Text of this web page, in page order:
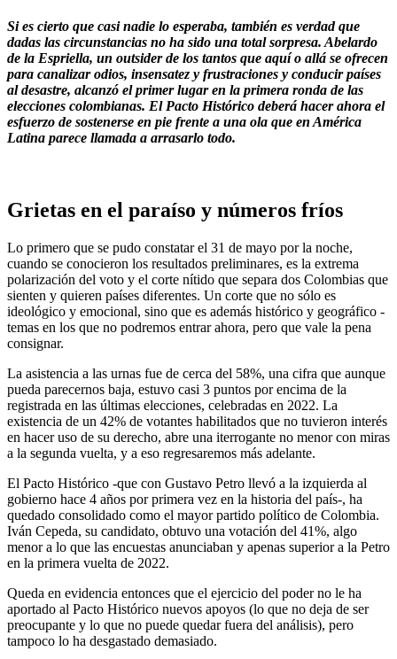
Si es cierto que casi nadie lo esperaba, también es verdad que
dadas las circunstancias no ha sido una total sorpresa. Abelardo
de la Espriella, un outsider de los tantos que aquí o allá se ofrecen
para canalizar odios, insensatez y frustraciones y conducir países
al desastre, alcanzó el primer lugar en la primera ronda de las
elecciones colombianas. El Pacto Histórico deberá hacer ahora el
esfuerzo de sostenerse en pie frente a una ola que en América
Latina parece llamada a arrasarlo todo.
Grietas en el paraíso y números fríos
Lo primero que se pudo constatar el 31 de mayo por la noche,
cuando se conocieron los resultados preliminares, es la extrema
polarización del voto y el corte nítido que separa dos Colombias que
sienten y quieren países diferentes. Un corte que no sólo es
ideológico y emocional, sino que es además histórico y geográfico -
temas en los que no podremos entrar ahora, pero que vale la pena
consignar.
La asistencia a las urnas fue de cerca del 58%, una cifra que aunque
pueda parecernos baja, estuvo casi 3 puntos por encima de la
registrada en las últimas elecciones, celebradas en 2022. La
existencia de un 42% de votantes habilitados que no tuvieron interés
en hacer uso de su derecho, abre una iterrogante no menor con miras
a la segunda vuelta, y a eso regresaremos más adelante.
El Pacto Histórico -que con Gustavo Petro llevó a la izquierda al
gobierno hace 4 años por primera vez en la historia del país-, ha
quedado consolidado como el mayor partido político de Colombia.
Iván Cepeda, su candidato, obtuvo una votación del 41%, algo
menor a lo que las encuestas anunciaban y apenas superior a la Petro
en la primera vuelta de 2022.
Queda en evidencia entonces que el ejercicio del poder no le ha
aportado al Pacto Histórico nuevos apoyos (lo que no deja de ser
preocupante y lo que no puede quedar fuera del análisis), pero
tampoco lo ha desgastado demasiado.